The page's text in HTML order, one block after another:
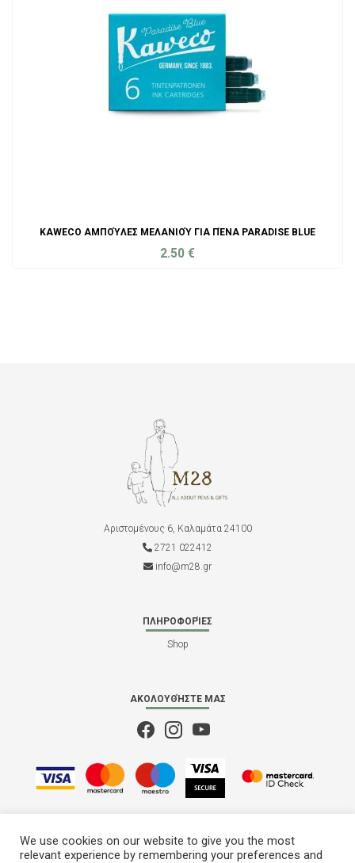
KAWECO ΑΜΠΟΎΛΕΣ ΜΕΛΑΝΙΟΎ ΓΙΑ ΠΈΝΑ PARADISE BLUE
2.50 €
Αριστομένους 6, Καλαμάτα 24100
2721 022412
info@m28.gr
ΠΛΗΡΟΦΟΡΊΕΣ
Shop
ΑΚΟΛΟΥΘΉΣΤΕ ΜΑΣ
We use cookies on our website to give you the most
relevant experience by remembering your preferences and